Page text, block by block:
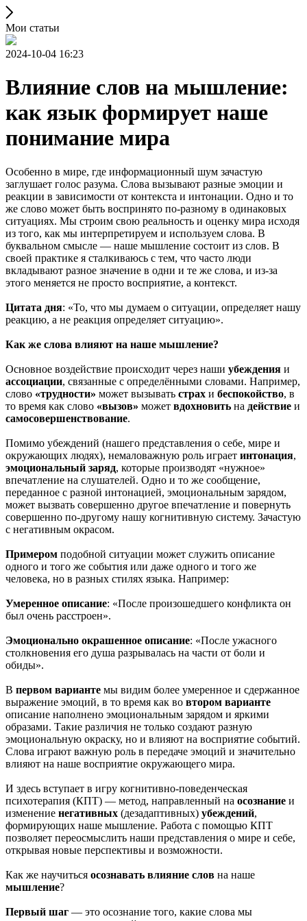
Мои статьи
2024-10-04 16:23
Влияние слов на мышление:
как язык формирует наше
понимание мира
Особенно в мире, где информационный шум зачастую
заглушает голос разума. Слова вызывают разные эмоции и
реакции в зависимости от контекста и интонации. Одно и то
же слово может быть воспринято по-разному в одинаковых
ситуациях. Мы строим свою реальность и оценку мира исходя
из того, как мы интерпретируем и используем слова. В
буквальном смысле — наше мышление состоит из слов. В
своей практике я сталкиваюсь с тем, что часто люди
вкладывают разное значение в одни и те же слова, и из-за
этого меняется не просто восприятие, а контекст.
Цитата дня: «То, что мы думаем о ситуации, определяет нашу
реакцию, а не реакция определяет ситуацию».
Как же слова влияют на наше мышление?
Основное воздействие происходит через наши убеждения и
ассоциации, связанные с определёнными словами. Например,
слово «трудности» может вызывать страх и беспокойство, в
то время как слово «вызов» может вдохновить на действие и
самосовершенствование.
Помимо убеждений (нашего представления о себе, мире и
окружающих людях), немаловажную роль играет интонация,
эмоциональный заряд, которые производят «нужное»
впечатление на слушателей. Одно и то же сообщение,
переданное с разной интонацией, эмоциональным зарядом,
может вызвать совершенно другое впечатление и повернуть
совершенно по-другому нашу когнитивную систему. Зачастую
с негативным окрасом.
Примером подобной ситуации может служить описание
одного и того же события или даже одного и того же
человека, но в разных стилях языка. Например:
Умеренное описание: «После произошедшего конфликта он
был очень расстроен».
Эмоционально окрашенное описание: «После ужасного
столкновения его душа разрывалась на части от боли и
обиды».
В первом варианте мы видим более умеренное и сдержанное
выражение эмоций, в то время как во втором варианте
описание наполнено эмоциональным зарядом и яркими
образами. Такие различия не только создают разную
эмоциональную окраску, но и влияют на восприятие событий.
Слова играют важную роль в передаче эмоций и значительно
влияют на наше восприятие окружающего мира.
И здесь вступает в игру когнитивно-поведенческая
психотерапия (КПТ) — метод, направленный на осознание и
изменение негативных (дезадаптивных) убеждений,
формирующих наше мышление. Работа с помощью КПТ
позволяет переосмыслить наши представления о мире и себе,
открывая новые перспективы и возможности.
Как же научиться осознавать влияние слов на наше
мышление?
Первый шаг — это осознание того, какие слова мы